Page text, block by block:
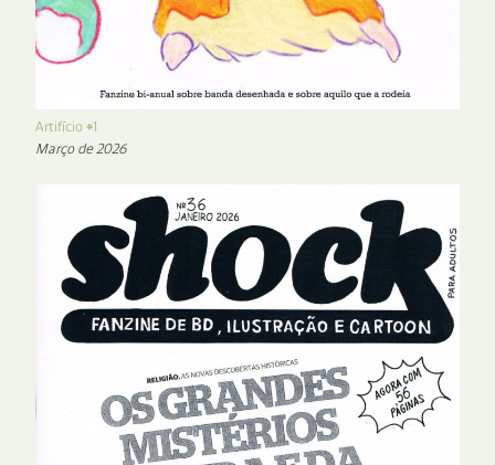
Artifício #1
Março de 2026